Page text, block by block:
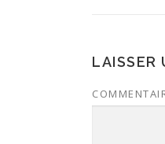
LAISSER